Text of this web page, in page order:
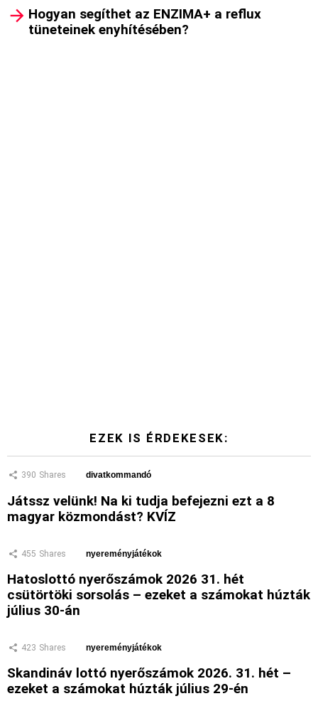
Hogyan segíthet az ENZIMA+ a reflux
tüneteinek enyhítésében?
EZEK IS ÉRDEKESEK:
390 Shares divatkommandó
Játssz velünk! Na ki tudja befejezni ezt a 8
magyar közmondást? KVÍZ
455 Shares nyereményjátékok
Hatoslottó nyerőszámok 2026 31. hét
csütörtöki sorsolás – ezeket a számokat húzták
július 30-án
423 Shares nyereményjátékok
Skandináv lottó nyerőszámok 2026. 31. hét –
ezeket a számokat húzták július 29-én